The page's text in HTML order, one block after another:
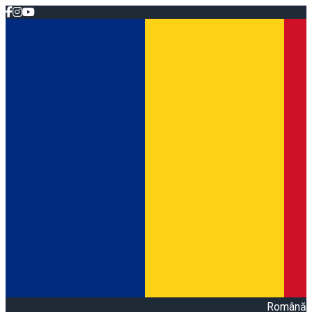
Română